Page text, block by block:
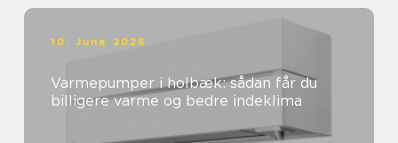
10. June 2026
Varmepumper i holbæk: sådan får du
billigere varme og bedre indeklima